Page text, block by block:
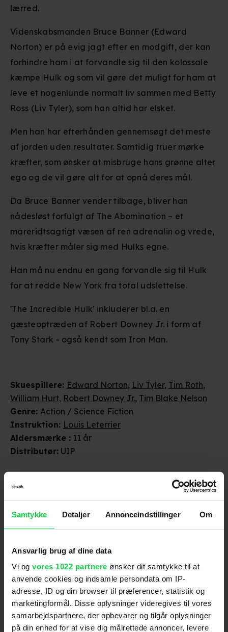
Samtykke Detaljer Annonceindstillinger Om
Ansvarlig brug af dine data
Vi og vores 1022 partnere ønsker dit samtykke til at
anvende cookies og indsamle persondata om IP-
adresse, ID og din browser til præferencer, statistik og
marketingformål. Disse oplysninger videregives til vores
samarbejdspartnere, der opbevarer og tilgår oplysninger
på din enhed for at vise dig målrettede annoncer, levere
Anmeldelser fra medierne
(5 )
Ekstra Bladet
Skuespillere: Edward Norton, Liv Tyler, Tim Roth,
William Hurt, Robert Downey Jr., Tim Blake Nelson
Genre: Action / Science Fiction
Instruktion: Louis Leterrier
Aldersmærke : 11 år
Distributør: UIP
lærred.
Videnskabsmanden Bruce Banner (Edward
Norton) er på evig jagt efter en modgift, der kan
forhindre ham i at forvandle sig til den kolossale
kæmpe Hulk og som vil gøre det muligt for ham at
leve et nogenlunde normalt liv sammen med Betty
Ross (Liv Tyler), som han altid har elsket.
Men han har efterhånden gennemsøgt det meste
af jorden uden resultater. Samtidig truer mørke
kræfter, som ønsker at misbruge hans grønne alter
ego og de vil gøre alt for at opnå deres mål.
Da Bruce Banner vender tilbage, bliver han
nådesløst forfulgt af The Abomination – et
mareridtsagtigt væsen af ren adrenalin og vrede,
hvis kræfter måler sig med Hulks egne.
Han må nu endnu en gang forvandle sig til Hulk
for at redde New York fra total udslettelse.
'The Incredible Hulk' inkluderer bl.a. en
gæsteoptræden af Robert Downey Jr. i form af
Tony Stark - også kendt som Iron Man.